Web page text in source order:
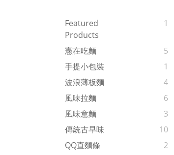
Featured
Products
1
憲在吃麵
5
手提小包裝
1
波浪薄板麵
4
風味拉麵
6
風味意麵
3
傳統古早味
10
QQ直麵條
2